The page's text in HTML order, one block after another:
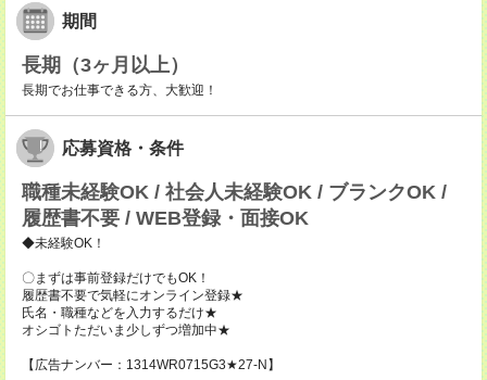
期間
長期（3ヶ月以上）
長期でお仕事できる方、大歓迎！
応募資格・条件
職種未経験OK / 社会人未経験OK / ブランクOK /
履歴書不要 / WEB登録・面接OK
◆未経験OK！
〇まずは事前登録だけでもOK！
履歴書不要で気軽にオンライン登録★
氏名・職種などを入力するだけ★
オシゴトただいま少しずつ増加中★
【広告ナンバー：1314WR0715G3★27-N】